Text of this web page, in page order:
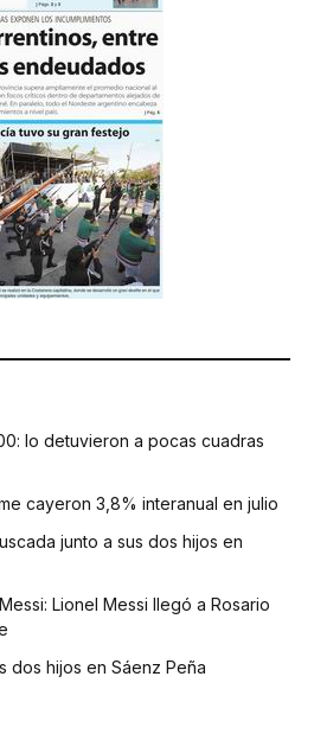
lo detuvieron a pocas cuadras
cayeron 3,8% interanual en julio
junto a sus dos hijos en
Lionel Messi llegó a Rosario
dos hijos en Sáenz Peña